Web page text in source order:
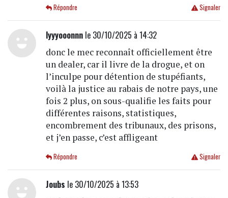
Signaler
Répondre
lyyyooonnnle 30/10/2025 à 14:32
donc le mec reconnaît officiellement être
un dealer, car il livre de la drogue, et on
l’inculpe pour détention de stupéfiants,
voilà la justice au rabais de notre pays, une
fois 2 plus, on sous-qualifie les faits pour
différentes raisons, statistiques,
encombrement des tribunaux, des prisons,
et j’en passe, c’est affligeant
Signaler
Répondre
Joubs le 30/10/2025 à 13:53